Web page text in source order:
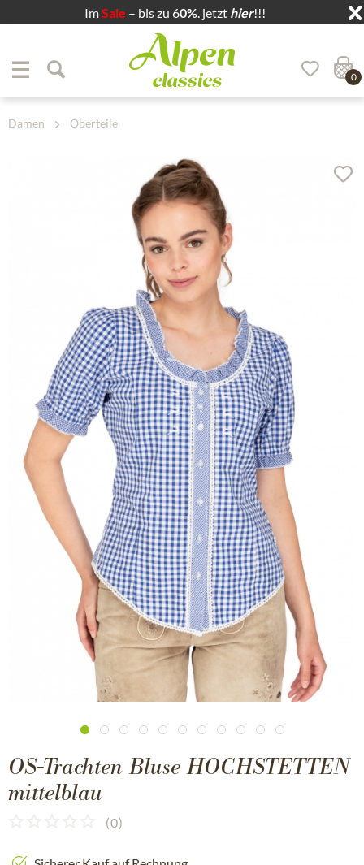
ImSale – bis zu 60%. jetzt hier!!!
Zum Hauptbereich springen
0
Damen Oberteile
OS-Trachten Bluse HOCHSTETTEN
mittelblau
(0)